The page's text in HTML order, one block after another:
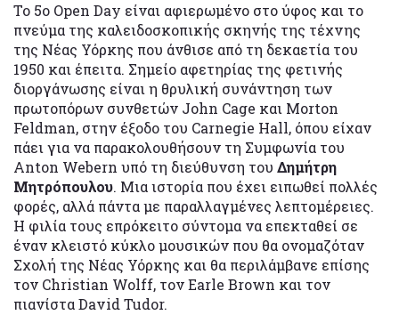
Το 5ο Open Day είναι αφιερωμένο στο ύφος και το
πνεύμα της καλειδοσκοπικής σκηνής της τέχνης
της Νέας Υόρκης που άνθισε από τη δεκαετία του
1950 και έπειτα. Σημείο αφετηρίας της φετινής
διοργάνωσης είναι η θρυλική συνάντηση των
πρωτοπόρων συνθετών John Cage και Μorton
Feldman, στην έξοδο του Carnegie Hall, όπου είχαν
πάει για να παρακολουθήσουν τη Συμφωνία του
Anton Webern υπό τη διεύθυνση του Δημήτρη
Μητρόπουλου. Μια ιστορία που έχει ειπωθεί πολλές
φορές, αλλά πάντα με παραλλαγμένες λεπτομέρειες.
Η φιλία τους επρόκειτο σύντομα να επεκταθεί σε
έναν κλειστό κύκλο μουσικών που θα ονομαζόταν
Σχολή της Νέας Υόρκης και θα περιλάμβανε επίσης
τον Christian Wolff, τον Earle Brown και τον
πιανίστα David Tudor.